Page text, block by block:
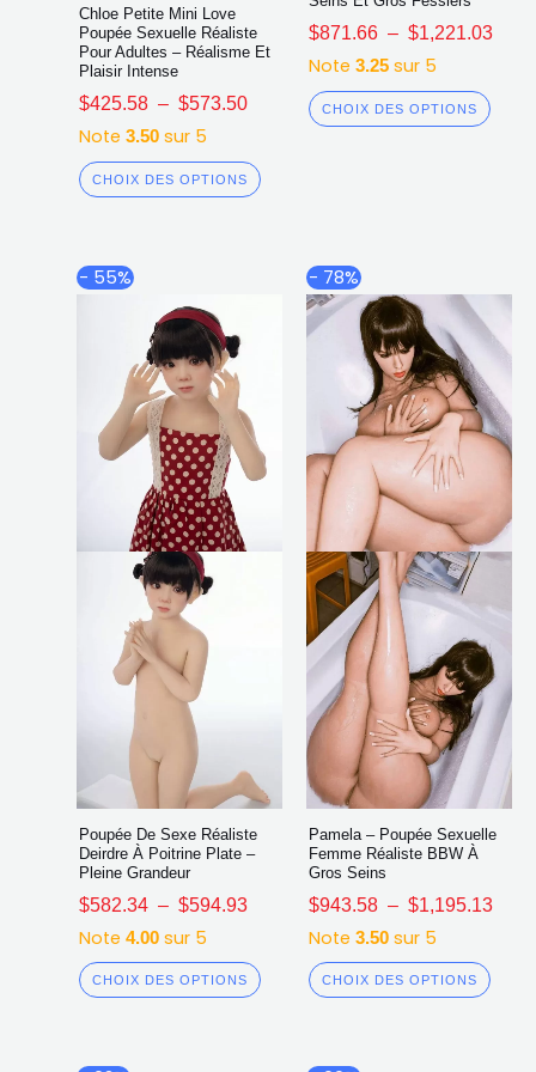
Chloe Petite Mini Love
Poupée Sexuelle Réaliste
Pour Adultes – Réalisme Et
Plaisir Intense
$425.58 – $573.50
Note 3.50sur 5
CHOIX DES OPTIONS
$871.66 – $1,221.03
Note 3.25sur 5
CHOIX DES OPTIONS
- 55%
Poupée De Sexe Réaliste
Deirdre À Poitrine Plate –
Pleine Grandeur
$582.34 – $594.93
Note 4.00sur 5
CHOIX DES OPTIONS
produit
variations.
options
peuvent
choisies
produit
- 78%
Pamela – Poupée Sexuelle
Femme Réaliste BBW À
Gros Seins
$943.58 – $1,195.13
de
Note 3.50sur 5
CHOIX DES OPTIONS
a
Les
être
page
du